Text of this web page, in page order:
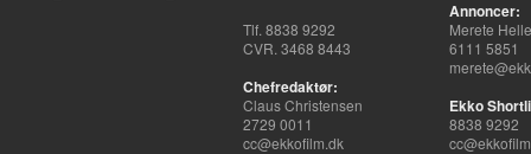
Tlf. 8838 9292
CVR. 3468 8443
Chefredaktør:
Claus Christensen
2729 0011
cc@ekkofilm.dk
Annoncer:
Merete
6111 5851
Ekko
8838 9292